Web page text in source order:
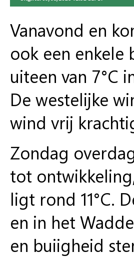
Vanavond en
ook een
uiteen van 7°C
De westelijke
wind vrij
Zondag
tot
ligt rond 11°C.
en in het
en buiigheid